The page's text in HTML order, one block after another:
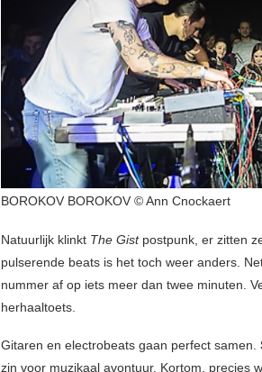
BOROKOV BOROKOV © Ann Cnockaert
Natuurlijk klinkt The Gistpostpunk, er zitten
pulserende beats is het toch weer anders.
nummer af op iets meer dan twee minuten.
herhaaltoets.
Gitaren en electrobeats gaan perfect samen.
zin voor muzikaal avontuur. Kortom, precies